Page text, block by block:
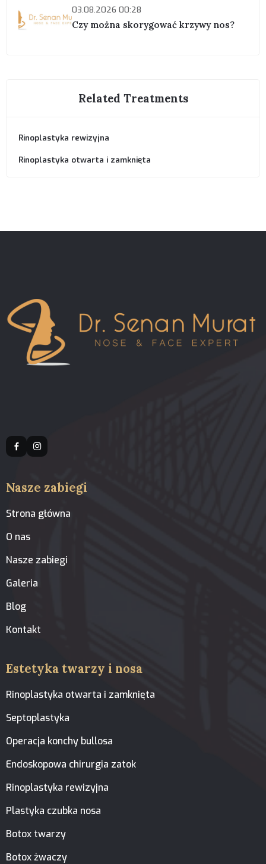
03.08.2026 00:28
Czy można skorygować krzywy nos?
Related Treatments
Rinoplastyka rewizyjna
Rinoplastyka otwarta i zamknięta
Nasze zabiegi
Strona główna
O nas
Nasze zabiegi
Galeria
Blog
Kontakt
Estetyka twarzy i nosa
Rinoplastyka otwarta i zamknięta
Septoplastyka
Operacja konchy bullosa
Endoskopowa chirurgia zatok
Rinoplastyka rewizyjna
Plastyka czubka nosa
Botox twarzy
Botox żwaczy